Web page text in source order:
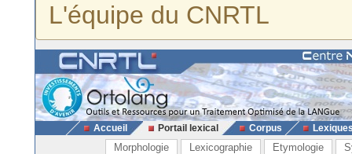
L'équipe du CNRTL
Accueil Portail lexical Corpus
Morphologie Lexicographie Etymologie